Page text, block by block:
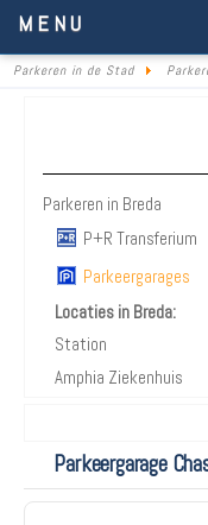
MENU
Parkeren in de Stad
Parkeren in Breda
P+R Transferium
Parkeergarages
Locaties in Breda:
Station
Amphia Ziekenhuis
Parkeergarage